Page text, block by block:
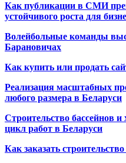
Как публикации в СМИ
устойчивого роста для
Волейбольные команды
Барановичах
Как купить или продать
Реализация масштабных
любого размера в Беларуси
Строительство бассейнов
цикл работ в Беларуси
Как заказать